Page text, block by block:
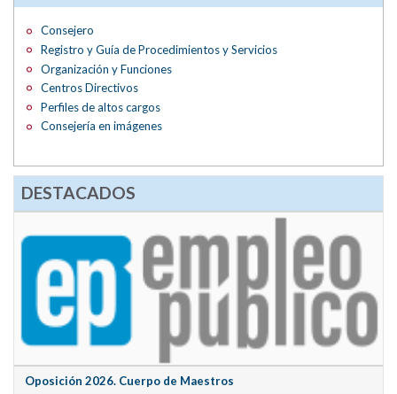
Consejero
Registro y Guía de Procedimientos y Servicios
Organización y Funciones
Centros Directivos
Perfiles de altos cargos
Consejería en imágenes
DESTACADOS
Oposición 2026. Cuerpo de Maestros